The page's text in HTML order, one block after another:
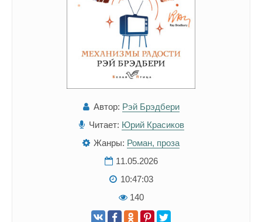
Автор: Рэй Брэдбери
Читает: Юрий Красиков
Жанры: Роман, проза
11.05.2026
10:47:03
140